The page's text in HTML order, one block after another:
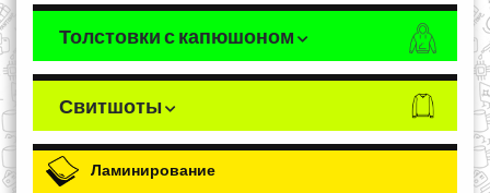
Толстовки с капюшоном
Свитшоты
Ламинирование